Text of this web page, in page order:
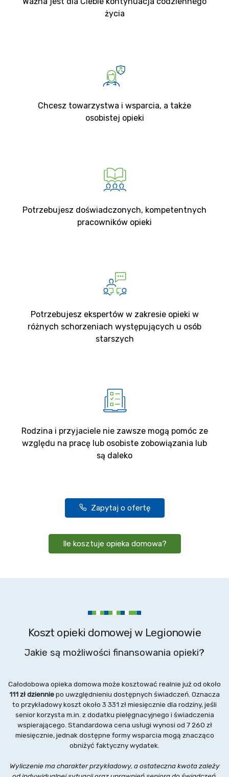
życia
Chcesz towarzystwa i wsparcia, a także
osobistej opieki
Potrzebujesz doświadczonych, kompetentnych
pracowników opieki
Potrzebujesz ekspertów w zakresie opieki w
różnych schorzeniach występujących u osób
starszych
Rodzina i przyjaciele nie zawsze mogą pomóc ze
względu na pracę lub osobiste zobowiązania lub
są daleko
Zapytaj o ofertę
Ile kosztuje opieka domowa?
Koszt opieki domowej w Legionowie
Jakie są możliwości finansowania opieki?
Całodobowa opieka domowa może kosztować realnie już od około
111 zł dzienniepo uwzględnieniu dostępnych świadczeń. Oznacza
to przykładowy koszt około 3 331 zł miesięcznie dla rodziny, jeśli
senior korzysta m.in. z dodatku pielęgnacyjnego i świadczenia
wspierającego. Standardowa cena usługi wynosi od 7 260 zł
miesięcznie, jednak dostępne formy wsparcia mogą znacząco
obniżyć faktyczny wydatek.
Wyliczenie ma charakter przykładowy, a ostateczna kwota zależy